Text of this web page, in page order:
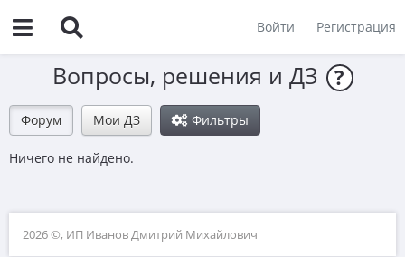
Войти Регистрация
Вопросы, решения и ДЗ ?
Форум Мои ДЗ Фильтры
Ничего не найдено.
2026 ©, ИП Иванов Дмитрий Михайлович